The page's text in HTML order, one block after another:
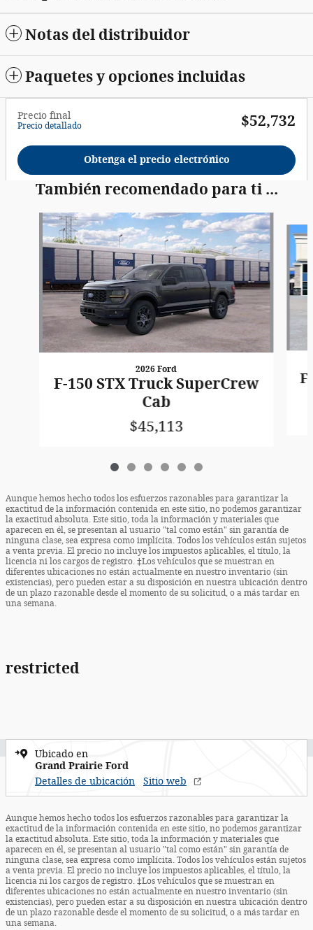
Notas del distribuidor
Paquetes y opciones incluidas
Precio final
Precio detallado $52,732
Obtenga el precio electrónico
También recomendado para ti ...
Slide 1 of 6
2026 Ford
F-150 STX Truck SuperCrew
Cab
$45,113
Aunque hemos hecho todos los esfuerzos razonables para garantizar la
exactitud de la información contenida en este sitio, no podemos garantizar
la exactitud absoluta. Este sitio, toda la información y materiales que
aparecen en él, se presentan al usuario "tal como están" sin garantía de
ninguna clase, sea expresa como implícita. Todos los vehículos están sujetos
a venta previa. El precio no incluye los impuestos aplicables, el título, la
licencia ni los cargos de registro. ‡Los vehículos que se muestran en
diferentes ubicaciones no están actualmente en nuestro inventario (sin
existencias), pero pueden estar a su disposición en nuestra ubicación dentro
de un plazo razonable desde el momento de su solicitud, o a más tardar en
una semana.
restricted
Ubicado en
Grand Prairie Ford
Detalles de ubicación
Sitio web
Aunque hemos hecho todos los esfuerzos razonables para garantizar la
exactitud de la información contenida en este sitio, no podemos garantizar
la exactitud absoluta. Este sitio, toda la información y materiales que
aparecen en él, se presentan al usuario "tal como están" sin garantía de
ninguna clase, sea expresa como implícita. Todos los vehículos están sujetos
a venta previa. El precio no incluye los impuestos aplicables, el título, la
licencia ni los cargos de registro. ‡Los vehículos que se muestran en
diferentes ubicaciones no están actualmente en nuestro inventario (sin
existencias), pero pueden estar a su disposición en nuestra ubicación dentro
de un plazo razonable desde el momento de su solicitud, o a más tardar en
una semana.